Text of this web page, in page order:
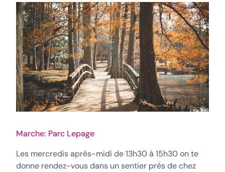
Marche: Parc Lepage
Les mercredis après-midi de 13h30 à 15h30 on te
donne rendez-vous dans un sentier près de chez